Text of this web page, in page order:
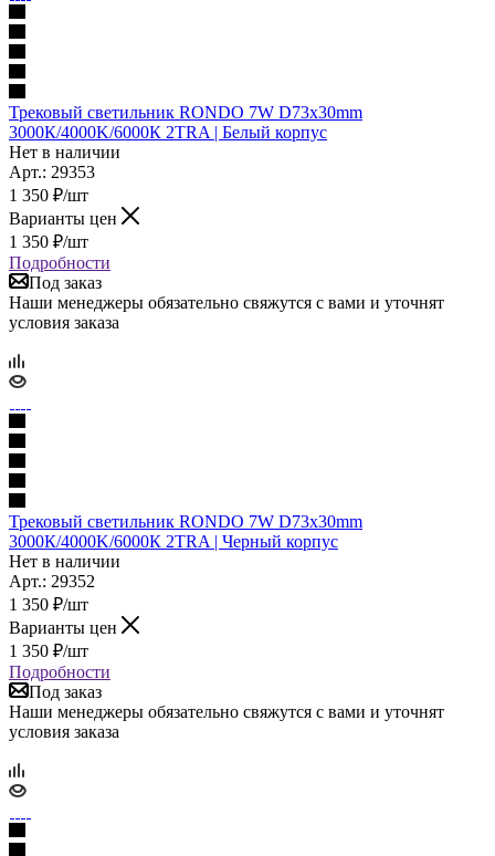
Трековый светильник RONDO 7W D73x30mm
3000К/4000K/6000К 2TRA | Белый корпус
Нет в наличии
Арт.: 29353
1 350 ₽/шт
Варианты цен
1 350 ₽/шт
Подробности
Под заказ
Наши менеджеры обязательно свяжутся с вами и уточнят
условия заказа
Трековый светильник RONDO 7W D73x30mm
3000К/4000K/6000К 2TRA | Черный корпус
Нет в наличии
Арт.: 29352
1 350 ₽/шт
Варианты цен
1 350 ₽/шт
Подробности
Под заказ
Наши менеджеры обязательно свяжутся с вами и уточнят
условия заказа